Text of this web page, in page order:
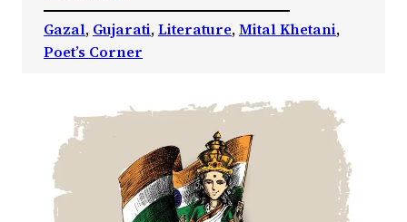
Gazal, Gujarati, Literature, Mital Khetani
Poet’s Corner